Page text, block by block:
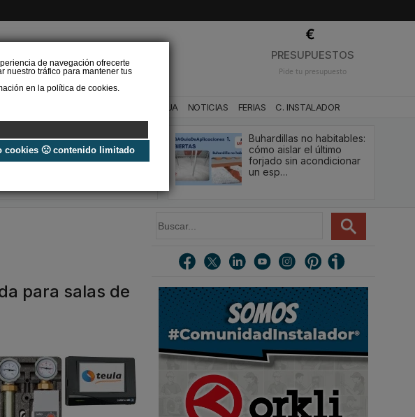
de navegación ofrecerte
nuestro tráfico para mantener tus
en la política de cookies.
cookies 🙁 contenido limitado
PRESUPUESTOS
Pide tu presupuesto
BAÑO Y AGUA NOTICIAS FERIAS C. INSTALADOR
Verifactu en
climatización: qué le va a
exigir la ley a tu
Buhardillas no habitables:
cómo aislar el último
forjado sin acondicionar
un esp…
para salas de
u
r